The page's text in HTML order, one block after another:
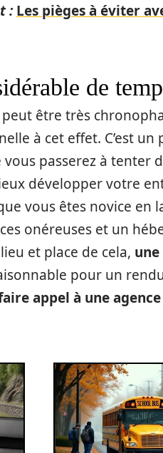
: Les pièges à éviter
de
être très
à cet effet. C’est
passerez à tenter
développer votre
vous êtes novice en
onéreuses et un
et place de cela,
pour un
appel à une